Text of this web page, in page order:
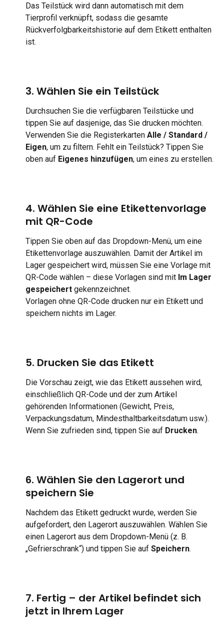
Das Teilstück wird dann automatisch mit dem
Tierprofil verknüpft, sodass die gesamte
Rückverfolgbarkeitshistorie auf dem Etikett enthalten
ist.
3. Wählen Sie ein Teilstück
Durchsuchen Sie die verfügbaren Teilstücke und
tippen Sie auf dasjenige, das Sie drucken möchten.
Verwenden Sie die Registerkarten Alle / Standard /
Eigen, um zu filtern. Fehlt ein Teilstück? Tippen Sie
oben auf Eigenes hinzufügen, um eines zu erstellen.
4. Wählen Sie eine Etikettenvorlage
mit QR-Code
Tippen Sie oben auf das Dropdown-Menü, um eine
Etikettenvorlage auszuwählen. Damit der Artikel im
Lager gespeichert wird, müssen Sie eine Vorlage mit
QR-Code wählen – diese Vorlagen sind mit Im Lager
gespeichert gekennzeichnet.
Vorlagen ohne QR-Code drucken nur ein Etikett und
speichern nichts im Lager.
5. Drucken Sie das Etikett
Die Vorschau zeigt, wie das Etikett aussehen wird,
einschließlich QR-Code und der zum Artikel
gehörenden Informationen (Gewicht, Preis,
Verpackungsdatum, Mindesthaltbarkeitsdatum usw.).
Wenn Sie zufrieden sind, tippen Sie auf Drucken.
6. Wählen Sie den Lagerort und
speichern Sie
Nachdem das Etikett gedruckt wurde, werden Sie
aufgefordert, den Lagerort auszuwählen. Wählen Sie
einen Lagerort aus dem Dropdown-Menü (z. B.
„Gefrierschrank“) und tippen Sie auf Speichern.
7. Fertig – der Artikel befindet sich
jetzt in Ihrem Lager